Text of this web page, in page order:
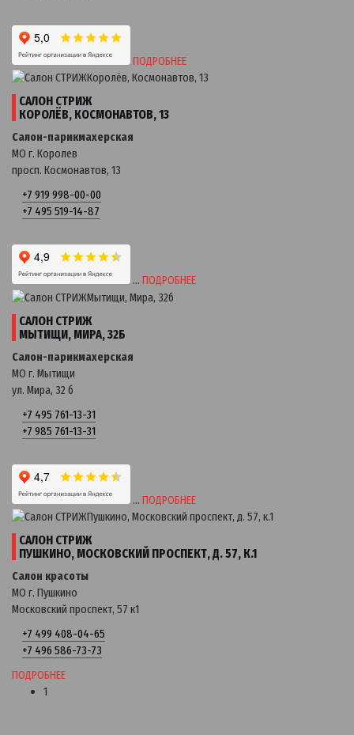
ПОДРОБНЕЕ
САЛОН СТРИЖ
КОРОЛЁВ, КОСМОНАВТОВ, 13
Салон-парикмахерская
МО г. Королев
просп. Космонавтов, 13
+7 919 998-00-00
+7 495 519-14-87
… ПОДРОБНЕЕ
САЛОН СТРИЖ
МЫТИЩИ, МИРА, 32Б
Салон-парикмахерская
МО г. Мытищи
ул. Мира, 32 б
+7 495 761-13-31
+7 985 761-13-31
… ПОДРОБНЕЕ
САЛОН СТРИЖ
ПУШКИНО, МОСКОВСКИЙ ПРОСПЕКТ, Д. 57, К.1
Салон красоты
МО г. Пушкино
Московский проспект, 57 к1
+7 499 408-04-65
+7 496 586-73-73
ПОДРОБНЕЕ
1